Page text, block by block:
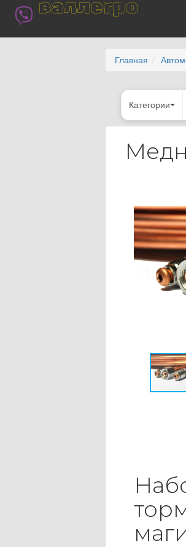
валлегро
Главная
Категории